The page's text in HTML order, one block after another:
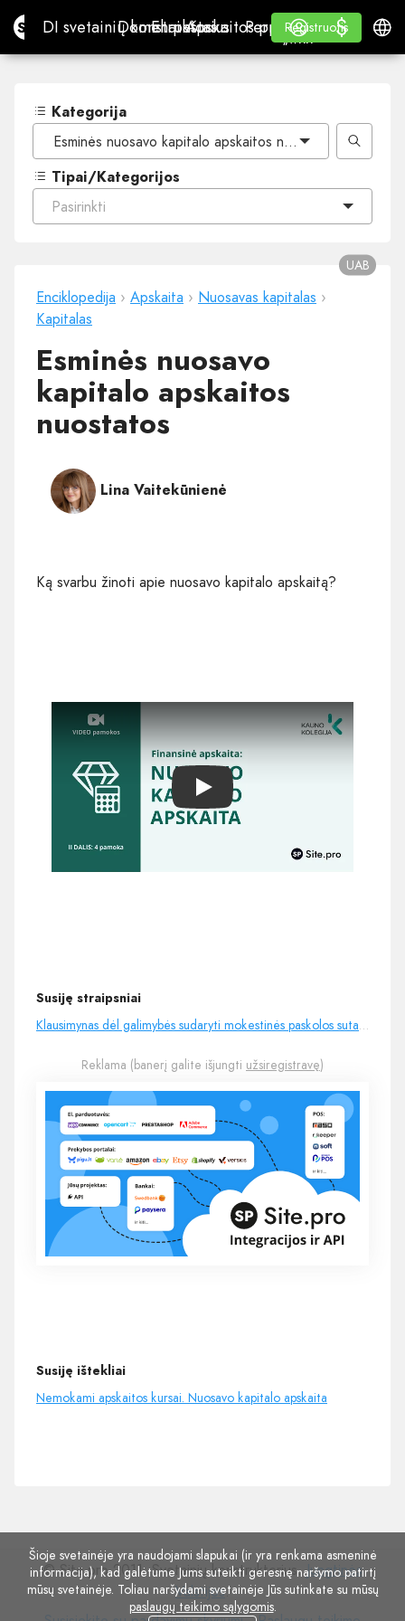
Site.proDI svetainių konstruktorius
DI svetainių konstruktorius
Domenai
DomenaiEl. paštas
El. paštasApskaitos programa
Apskaitos programa
Perpardavėjams
„WHITE LABEL“
Mokymasis
Mokymasis
Registruotis
Registruotis
Prisijungti
$
$
Kategorija
Esminės nuosavo kapitalo apskaitos nuostatos
Tipai/Kategorijos
Pasirinkti
Enciklopedija › Apskaita › Nuosavas kapitalas ›
Kapitalas
Esminės nuosavo
kapitalo apskaitos
nuostatos
UAB
Lina Vaitekūnienė
Ką svarbu žinoti apie nuosavo kapitalo apskaitą?
Play
Susiję straipsniai
Klausimynas dėl galimybės sudaryti mokestinės paskolos sutartį
Reklama (banerį galite išjungti užsiregistravę)
Susiję ištekliai
Nemokami apskaitos kursai . Nuosavo kapitalo apskaita
© Site.pro 2011. Svetainių konstruktorius.Jungtinės
Valstijos.
Šioje svetainėje yra naudojami slapukai (ir yra renkama asmeninė
informacija), kad galėtume Jums suteikti geresnę naršymo patirtį
mūsų svetainėje. Toliau naršydami svetainėje Jūs sutinkate su mūsų
paslaugų teikimo sąlygomis.